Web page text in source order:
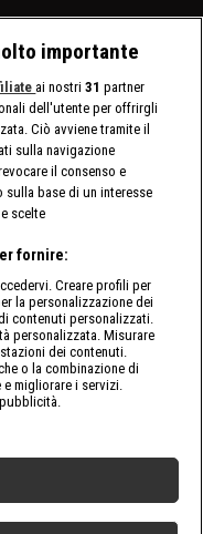
importante
ai nostri31 partner
dell'utente per offrirgli
Ciò avviene tramite il
sulla navigazione
il consenso e
base di un interesse
scelte
fornire:
Creare profili per
la personalizzazione dei
contenuti personalizzati.
personalizzata. Misurare
dei contenuti.
o la combinazione di
migliorare i servizi.